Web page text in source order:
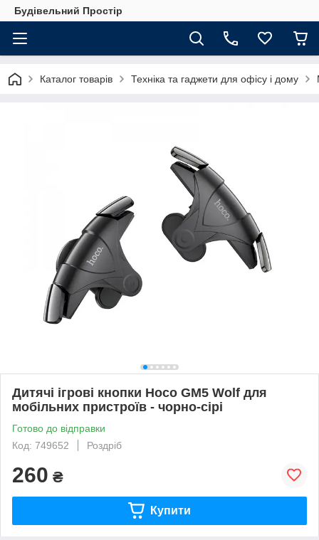
Будівельний Простір
Каталог товарів Техніка та гаджети для офісу і дому
Дитячі ігрові кнопки Hoco GM5 Wolf для
мобільних пристроїв - чорно-сірі
Готово до відправки
Код: 749652
Роздріб
260 ₴
Купити